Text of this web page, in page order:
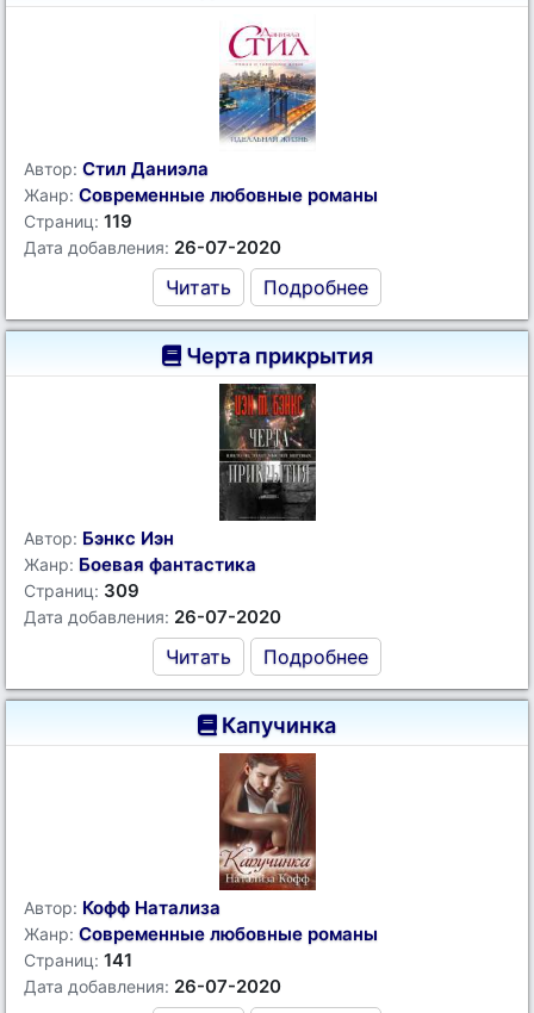
Автор: Стил Даниэла
Жанр: Современные любовные романы
Страниц: 119
Дата добавления: 26-07-2020
Читать Подробнее
Черта прикрытия
Автор: Бэнкс Иэн
Жанр: Боевая фантастика
Страниц: 309
Дата добавления: 26-07-2020
Читать Подробнее
Капучинка
Автор: Кофф Натализа
Жанр: Современные любовные романы
Страниц: 141
Дата добавления: 26-07-2020